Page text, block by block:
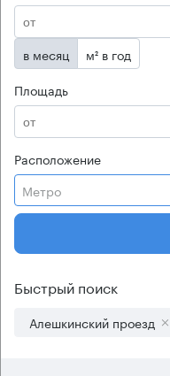
в месяц
м² в год
Площадь
Расположение
Метро
Быстрый поиск
Алешкинский проезд